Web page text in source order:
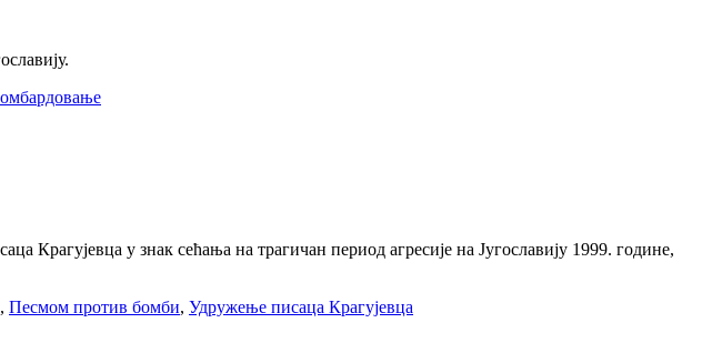
у знак сећања на трагичан период агресије на Југославију 1999. године,
, Песмом против бомби, Удружење писаца Крагујевца